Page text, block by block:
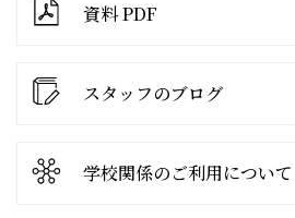
資料 PDF
スタッフのブログ
学校関係のご利用について